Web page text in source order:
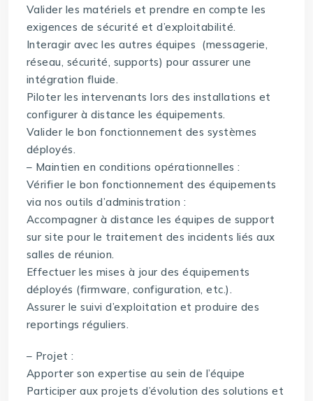
Valider les matériels et prendre en compte les
exigences de sécurité et d’exploitabilité.
Interagir avec les autres équipes (messagerie,
réseau, sécurité, supports) pour assurer une
intégration fluide.
Piloter les intervenants lors des installations et
configurer à distance les équipements.
Valider le bon fonctionnement des systèmes
déployés.
– Maintien en conditions opérationnelles :
Vérifier le bon fonctionnement des équipements
via nos outils d’administration :
Accompagner à distance les équipes de support
sur site pour le traitement des incidents liés aux
salles de réunion.
Effectuer les mises à jour des équipements
déployés (firmware, configuration, etc.).
Assurer le suivi d’exploitation et produire des
reportings réguliers.
– Projet :
Apporter son expertise au sein de l’équipe
Participer aux projets d’évolution des solutions et